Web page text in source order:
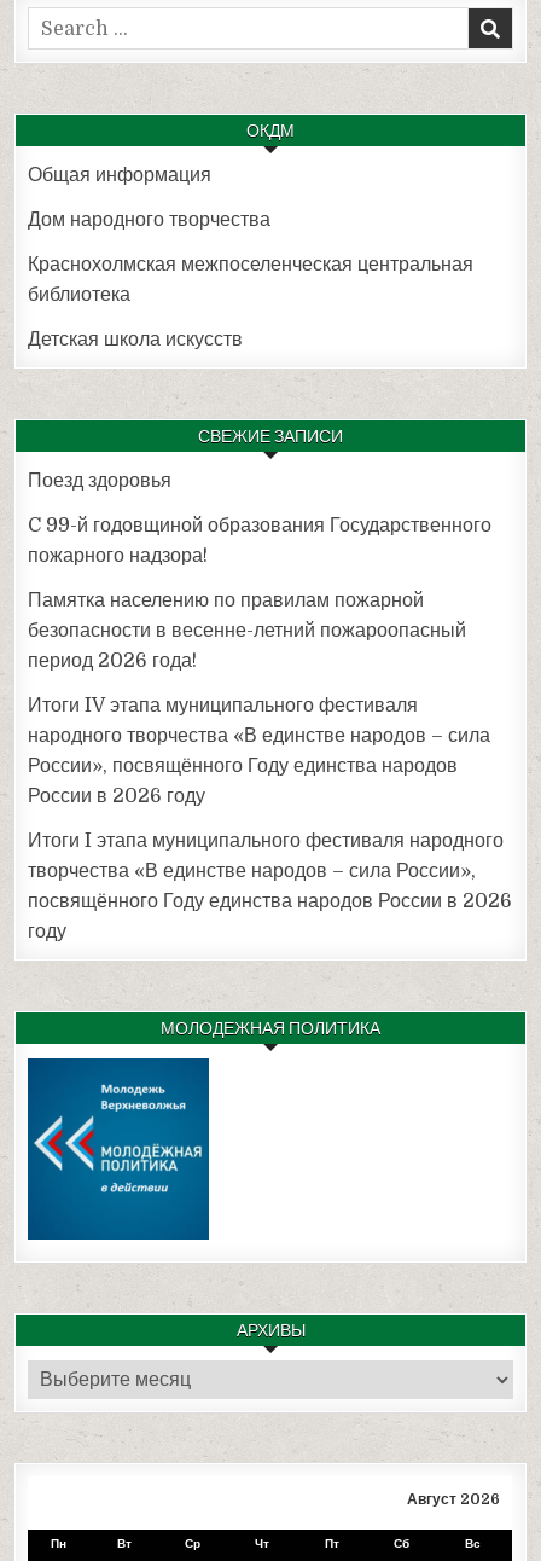
Search
for:
ОКДМ
Общая информация
Дом народного творчества
Краснохолмская межпоселенческая центральная
библиотека
Детская школа искусств
СВЕЖИЕ ЗАПИСИ
Поезд здоровья
C 99-й годовщиной образования Государственного
пожарного надзора!
Памятка населению по правилам пожарной
безопасности в весенне-летний пожароопасный
период 2026 года!
Итоги IV этапа муниципального фестиваля
народного творчества «В единстве народов – сила
России», посвящённого Году единства народов
России в 2026 году
Итоги I этапа муниципального фестиваля народного
творчества «В единстве народов – сила России»,
посвящённого Году единства народов России в 2026
году
МОЛОДЕЖНАЯ ПОЛИТИКА
АРХИВЫ
Архивы
Август 2026
Пн Вт Ср Чт Пт Сб Вс